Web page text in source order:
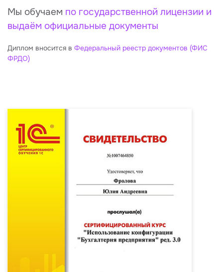
Мы обучаем по государственной лицензии и
выдаём официальные документы
Диплом вносится в Федеральный реестр документов (ФИС
ФРДО)